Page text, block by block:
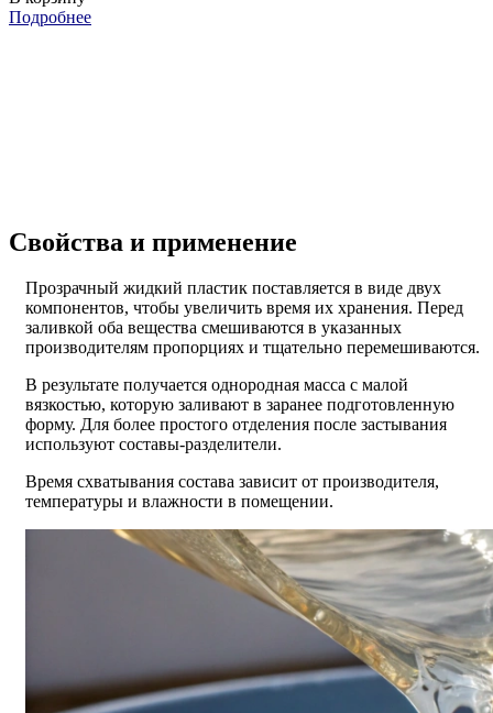
Подробнее
Свойства и применение
Прозрачный жидкий пластик поставляется в виде двух
компонентов, чтобы увеличить время их хранения. Перед
заливкой оба вещества смешиваются в указанных
производителям пропорциях и тщательно перемешиваются.
В результате получается однородная масса с малой
вязкостью, которую заливают в заранее подготовленную
форму. Для более простого отделения после застывания
используют составы-разделители.
Время схватывания состава зависит от производителя,
температуры и влажности в помещении.